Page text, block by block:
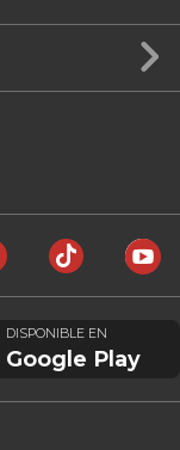
DISPONIBLE EN
Google Play